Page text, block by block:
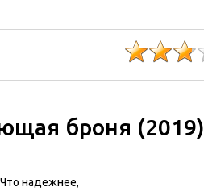
броня (2019)
надежнее,